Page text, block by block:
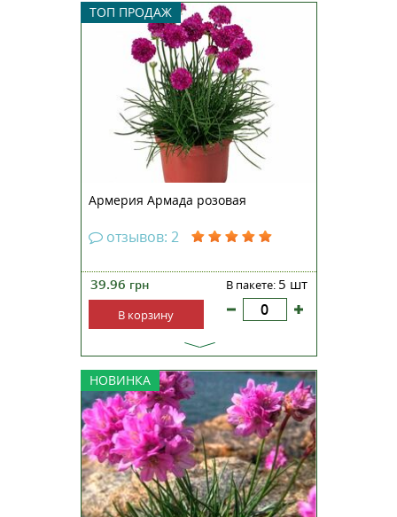
ТОП ПРОДАЖ
Многолетнее травянистое
растение высотой 15-20 см.
Наиболее ранняя, обильно
цветущая и однородная серия по
сравнению с традиционными
сортами. Куст образует плотную
розетку узких листьев с
прямостоячими цветоносами,
увенчанными...
Армерия Армада розовая
отзывов: 2
39.96 грн В пакете: 5 шт
В корзину
НОВИНКА
Многолетнее травянистое
растение высотой 15-20 см.
Наиболее ранняя, обильно
цветущая и однородная серия по
сравнению с традиционными
сортами. Куст образует плотную
розетку узких листьев с
прямостоячими цветоносами,
увенчанными...